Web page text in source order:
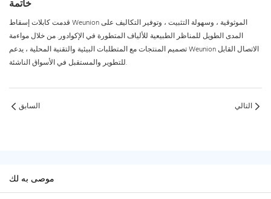
خاتمة
قدمت كابلات إسقاط Weunion الموثوقية ، وسهولة التثبيت ، وتوفير التكاليف على
المدى الطويل للمناظر الطبيعية للألياف المتطورة في الإكوادور. من خلال مواءمة
تصميم المنتجات مع المتطلبات البيئية والتقنية المحلية ، يدعم Weunion الاتصال القابل
للتطوير والمستقبل في الأسواق الناشئة.
السابق التالي
موصى به لك